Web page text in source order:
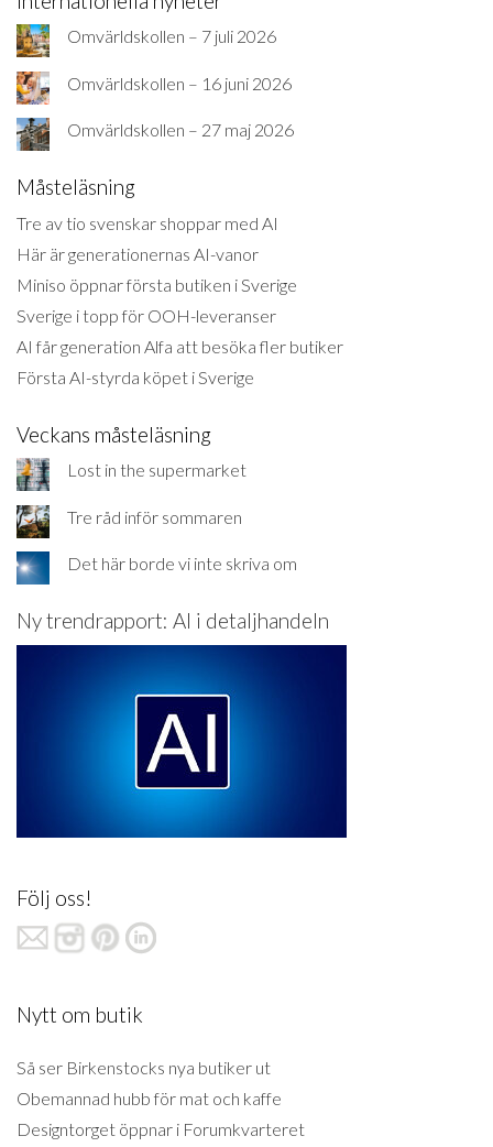
Omvärldskollen – 7 juli 2026
Omvärldskollen – 16 juni 2026
Omvärldskollen – 27 maj 2026
Måsteläsning
Tre av tio svenskar shoppar med AI
Här är generationernas AI-vanor
Miniso öppnar första butiken i Sverige
Sverige i topp för OOH-leveranser
AI får generation Alfa att besöka fler butiker
Första AI-styrda köpet i Sverige
Veckans måsteläsning
Lost in the supermarket
Tre råd inför sommaren
Det här borde vi inte skriva om
Ny trendrapport: AI i detaljhandeln
Följ oss!
Nytt om butik
Så ser Birkenstocks nya butiker ut
Obemannad hubb för mat och kaffe
Designtorget öppnar i Forumkvarteret